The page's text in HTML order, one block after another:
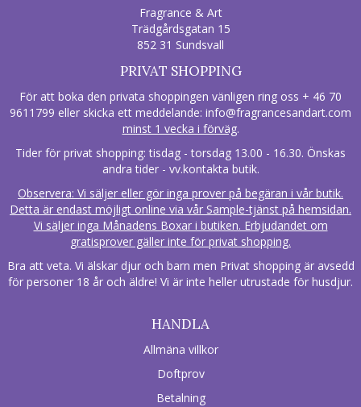
Fragrance & Art
Trädgårdsgatan 15
852 31 Sundsvall
PRIVAT SHOPPING
För att boka den privata shoppingen vänligen ring oss + 46 70
9611799 eller skicka ett meddelande: info@fragrancesandart.com
minst 1 vecka i förväg.
Tider för privat shopping: tisdag - torsdag 13.00 - 16.30. Önskas
andra tider - vv.kontakta butik.
Observera: Vi säljer eller gör inga prover på begäran i vår butik.
Detta är endast möjligt online via vår Sample-tjänst på hemsidan.
Vi säljer inga Månadens Boxar i butiken. Erbjudandet om
gratisprover gäller inte för privat shopping.
Bra att veta. Vi älskar djur och barn men Privat shopping är avsedd
för personer 18 år och äldre! Vi är inte heller utrustade för husdjur.
HANDLA
Allmäna villkor
Doftprov
Betalning